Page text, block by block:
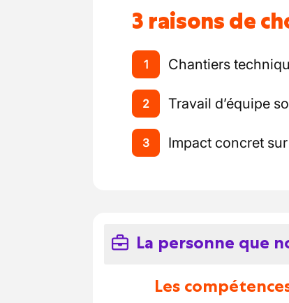
3 raisons de
1 Chantiers
2 Travail d’équipe
3 Impact concret
La personne que
Les